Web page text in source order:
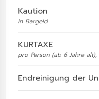
Kaution
In Bargeld
KURTAXE
pro Person (ab 6 Jahre
Endreinigung der